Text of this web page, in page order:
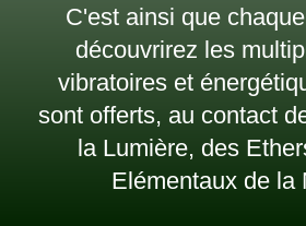
C'est ainsi que
découvrirez les
vibratoires et
sont offerts, au contact
la Lumière, des
Elémentaux de la